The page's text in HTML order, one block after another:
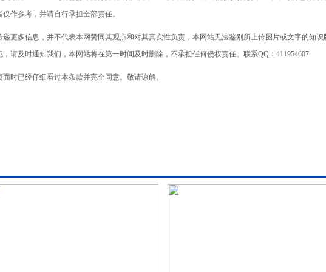
作参考，并请自行承担全部责任。
更多信息，并不代表本网赞同其观点和对其真实性负责，本网站无法鉴别所上传图片或文字的知识
请及时通知我们，本网站将在第一时间及时删除，不承担任何侵权责任。联系QQ：411954607
时已经仔细看过本条款并完全同意。敬请谅解。